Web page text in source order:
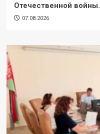
Отечественной войны.
07.08.2026